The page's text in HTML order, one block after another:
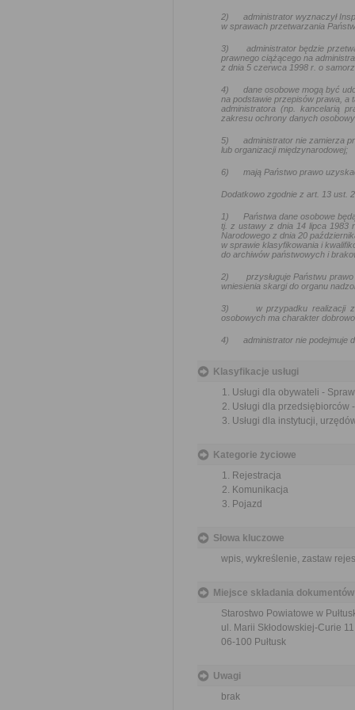
2) administrator wyznaczył
w sprawach przetwarzania
3) administrator będzie
prawnego ciążącego na
z dnia 5 czerwca 1998 r. o
4) dane osobowe mogą być
na podstawie przepisów prawa, a
administratora (np. kancelarią
zakresu ochrony danych
5) administrator nie zamierza
lub organizacji międzynarodowej;
6) mają Państwo prawo
Dodatkowo zgodnie z art. 13 ust.
1) Państwa dane osobowe
tj. z ustawy z dnia 14 lipca 1983
Narodowego z dnia 20
w sprawie klasyfikowania i
do archiwów państwowych i
2) przysługuje Państwu
wniesienia skargi do organu
3) w przypadku realizacji
osobowych ma charakter
4) administrator nie podejmuje
Klasyfikacje usługi
Usługi dla obywateli -
Usługi dla
Usługi dla instytucji,
Kategorie życiowe
Rejestracja
Komunikacja
Pojazd
Słowa kluczowe
wpis, wykreślenie, zastaw
Miejsce składania dokumentów
Starostwo Powiatowe w
ul. Marii Skłodowskiej-Curie 11
06-100 Pułtusk
Uwagi
brak